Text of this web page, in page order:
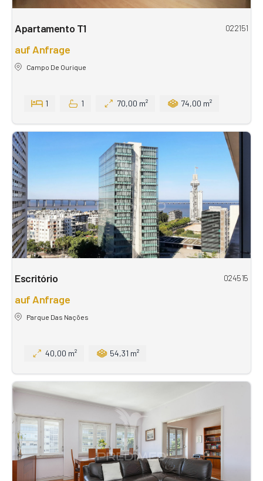
Apartamento T1 022151
auf Anfrage
Campo De Ourique
1 1 70,00 m² 74,00 m²
Escritório 024515
auf Anfrage
Parque Das Nações
40,00 m² 54,31 m²